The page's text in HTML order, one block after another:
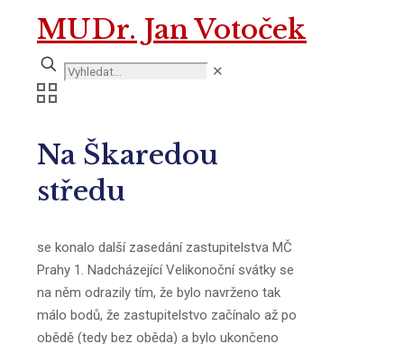
MUDr. Jan Votoček
✕
Na Škaredou
středu
se konalo další zasedání zastupitelstva MČ
Prahy 1. Nadcházející Velikonoční svátky se
na něm odrazily tím, že bylo navrženo tak
málo bodů, že zastupitelstvo začínalo až po
obědě (tedy bez oběda) a bylo ukončeno